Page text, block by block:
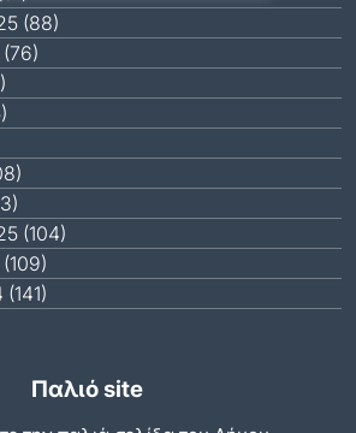
(88)
(104)
Παλιό site